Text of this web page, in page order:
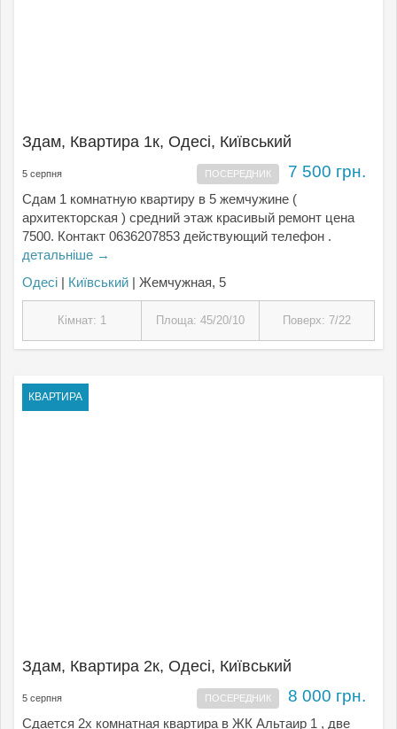
Здам, Квартира 1к, Одесі, Київський
5 серпня ПОСЕРЕДНИК 7 500 грн.
Сдам 1 комнатную квартиру в 5 жемчужине (
архитекторская ) средний этаж красивый ремонт цена
7500. Контакт 0636207853 действующий телефон .
детальніше →
Одесі | Київський | Жемчужная, 5
Кімнат: 1 Площа: 45/20/10 Поверх: 7/22
КВАРТИРА
Здам, Квартира 2к, Одесі, Київський
5 серпня ПОСЕРЕДНИК 8 000 грн.
Сдается 2х комнатная квартира в ЖК Альтаир 1 , две